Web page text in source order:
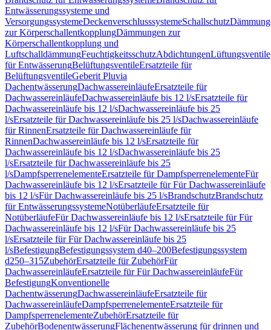
Entwässerungssysteme und
VersorgungssystemeDeckenverschlusssystemeSchallschutz
zur KörperschallentkopplungDämmungen zur
Körperschallentkopplung und
LuftschalldämmungFeuchtigkeitsschutzAbdichtungenLüftungsventile
für EntwässerungBelüftungsventileErsatzteile für
BelüftungsventileGeberit Pluvia
DachentwässerungDachwassereinläufeErsatzteile für
DachwassereinläufeDachwassereinläufe bis 12 l/sErsatzteile für
Dachwassereinläufe bis 12 l/sDachwassereinläufe bis 25
l/sErsatzteile für Dachwassereinläufe bis 25 l/sDachwassereinläufe
für RinnenErsatzteile für Dachwassereinläufe für
RinnenDachwassereinläufe bis 12 l/sErsatzteile für
Dachwassereinläufe bis 12 l/sDachwassereinläufe bis 25
l/sErsatzteile für Dachwassereinläufe bis 25
l/sDampfsperrenelementeErsatzteile für DampfsperrenelementeFür
Dachwassereinläufe bis 12 l/sErsatzteile für Für Dachwassereinläufe
bis 12 l/sFür Dachwassereinläufe bis 25 l/sBrandschutzBrandschutz
für EntwässerungssystemeNotüberläufeErsatzteile für
NotüberläufeFür Dachwassereinläufe bis 12 l/sErsatzteile für Für
Dachwassereinläufe bis 12 l/sFür Dachwassereinläufe bis 25
l/sErsatzteile für Für Dachwassereinläufe bis 25
l/sBefestigungBefestigungssystem d40–200Befestigungssystem
d250–315ZubehörErsatzteile für ZubehörFür
DachwassereinläufeErsatzteile für Für DachwassereinläufeFür
BefestigungKonventionelle
DachentwässerungDachwassereinläufeErsatzteile für
DachwassereinläufeDampfsperrenelementeErsatzteile für
DampfsperrenelementeZubehörErsatzteile für
ZubehörBodenentwässerungFlächenentwässerung für drinnen und